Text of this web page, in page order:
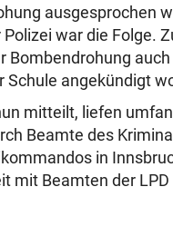
ausgesprochen
war die Folge.
Bombendrohung auch
Schule angekündigt
mitteilt, liefen
Beamte des
in
mit Beamten der LPD